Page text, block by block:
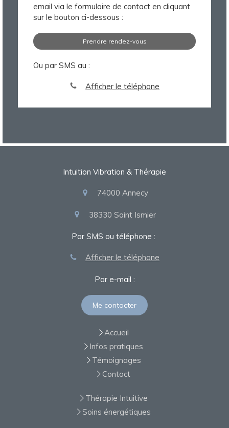
email via le formulaire de contact en cliquant
sur le bouton ci-dessous :
Prendre rendez-vous
Ou par SMS au :
Afficher le téléphone
Intuition Vibration & Thérapie
74000 Annecy
38330 Saint Ismier
Par SMS ou téléphone :
Afficher le téléphone
Par e-mail :
Me contacter
Accueil
Infos pratiques
Témoignages
Contact
Thérapie Intuitive
Soins énergétiques